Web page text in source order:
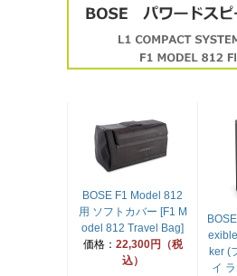
BOSE F1 Model 812
用 ソフトカバー [F1 M
odel 812 Travel Bag]
価格： 22,300円（税
込）
ker (
イ